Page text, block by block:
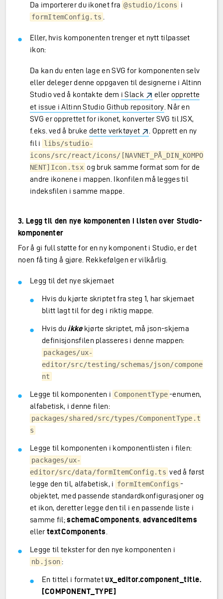
Da importerer du ikonet fra @studio/icons i
formItemConfig.ts
Eller, hvis komponenten trenger et nytt tilpasset
ikon:
Da kan du enten lage en SVG for komponenten selv
eller deleger denne oppgaven til designerne i Altinn
Studio ved å kontakte dem i Slack eller opprette
et issue i Altinn Studio Github repository . Når en
SVG er opprettet for ikonet, konverter SVG til JSX,
f.eks. ved å bruke dette verktøyet
. Opprett en ny
fil i libs/studio-
icons/src/react/icons/[NAVNET_PÅ_DIN_KOMPO
NENT]Icon.tsx og bruk samme format som for de
andre ikonene i mappen. Ikonfilen må legges til
indeksfilen i samme mappe.
3. Legg til den nye komponenten i listen over Studio-
komponenter
For å gi full støtte for en ny komponent i Studio, er det
noen få ting å gjøre. Rekkefølgen er vilkårlig.
Legg til det nye skjemaet
Hvis du kjørte skriptet fra steg 1, har skjemaet
blitt lagt til for deg i riktig mappe.
Hvis du ikkekjørte skriptet, må json-skjema
definisjonsfilen plasseres i denne mappen:
packages/ux-
editor/src/testing/schemas/json/compone
nt
Legge til komponenten i ComponentType -enumen,
alfabetisk, i denne filen:
packages/shared/src/types/ComponentType.t
s
Legge til komponenten i komponentlisten i filen:
packages/ux-
editor/src/data/formItemConfig.ts ved å først
legge den til, alfabetisk, i formItemConfigs -
objektet, med passende standardkonfigurasjoner og
et ikon, deretter legge den til i en passende liste i
samme fil;schemaComponents, advancedItems
eller textComponents
Legge til tekster for den nye komponenten i
nb.json:
En tittel i formatetux_editor.component_title.
[COMPONENT_TYPE]